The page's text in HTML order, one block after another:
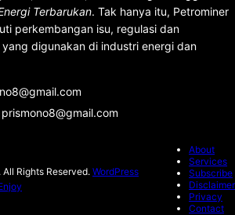
Terbarukan. Tak hanya itu, Petrominer
perkembangan isu, regulasi dan
digunakan di industri energi dan
prismono8@gmail.com
Rights Reserved. WordPress
About
Services
Subscribe
Disclaimer
Privacy
Contact